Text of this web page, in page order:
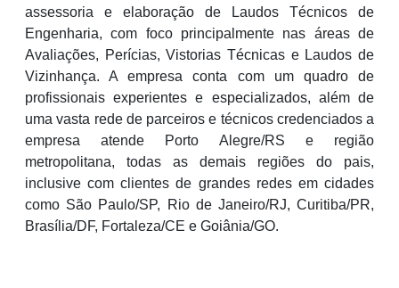
assessoria e elaboração de Laudos Técnicos de
Engenharia, com foco principalmente nas áreas de
Avaliações, Perícias, Vistorias Técnicas e Laudos de
Vizinhança. A empresa conta com um quadro de
profissionais experientes e especializados, além de
uma vasta rede de parceiros e técnicos credenciados a
empresa atende Porto Alegre/RS e região
metropolitana, todas as demais regiões do pais,
inclusive com clientes de grandes redes em cidades
como São Paulo/SP, Rio de Janeiro/RJ, Curitiba/PR,
Brasília/DF, Fortaleza/CE e Goiânia/GO.